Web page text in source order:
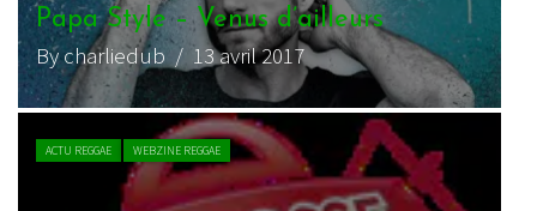
Papa Style – Venus d’ailleurs
By charliedub / 13 avril 2017
ACTU REGGAE WEBZINE REGGAE